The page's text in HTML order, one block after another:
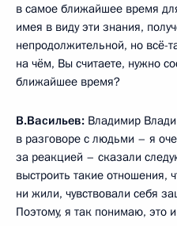
в самое ближайшее время
имея в виду эти знания,
непродолжительной, но всё-
на чём, Вы считаете, нужно
ближайшее время?
В.Васильев: Владимир
в разговоре с людьми – я
за реакцией – сказали
выстроить такие отношения,
ни жили, чувствовали себя
Поэтому, я так понимаю, это